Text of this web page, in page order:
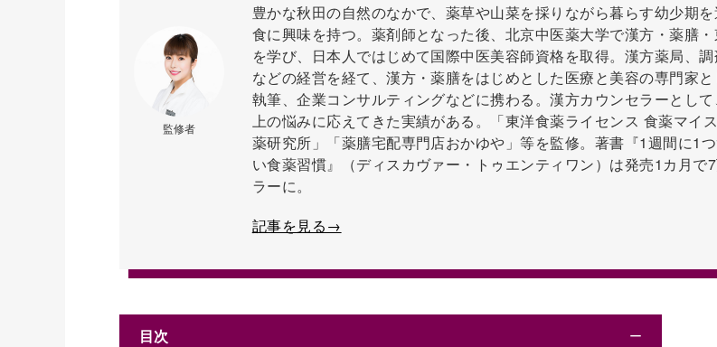
監修者
豊かな秋田の自然のなかで、薬草や山菜を採りながら暮らす幼少期
食に興味を持つ。薬剤師となった後、北京中医薬大学で漢方・薬膳
を学び、日本人ではじめて国際中医美容師資格を取得。漢方薬局、
などの経営を経て、漢方・薬膳をはじめとした医療と美容の専門家
執筆、企業コンサルティングなどに携わる。漢方カウンセラーとし
上の悩みに応えてきた実績がある。「東洋食薬ライセンス 食薬マイ
薬研究所」「薬膳宅配専門店おかゆや」等を監修。著書『1週間に1
い食薬習慣』（ディスカヴァー・トゥエンティワン）は発売1カ月で
ラーに。
記事を見る→
目次 ー